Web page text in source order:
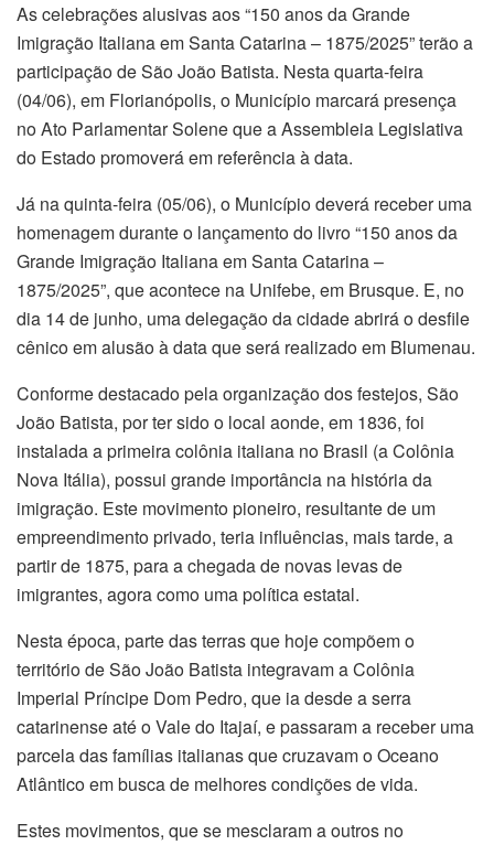
As celebrações alusivas aos “150 anos da Grande
Imigração Italiana em Santa Catarina – 1875/2025” terão a
participação de São João Batista. Nesta quarta-feira
(04/06), em Florianópolis, o Município marcará presença
no Ato Parlamentar Solene que a Assembleia Legislativa
do Estado promoverá em referência à data.
Já na quinta-feira (05/06), o Município deverá receber uma
homenagem durante o lançamento do livro “150 anos da
Grande Imigração Italiana em Santa Catarina –
1875/2025”, que acontece na Unifebe, em Brusque. E, no
dia 14 de junho, uma delegação da cidade abrirá o desfile
cênico em alusão à data que será realizado em Blumenau.
Conforme destacado pela organização dos festejos, São
João Batista, por ter sido o local aonde, em 1836, foi
instalada a primeira colônia italiana no Brasil (a Colônia
Nova Itália), possui grande importância na história da
imigração. Este movimento pioneiro, resultante de um
empreendimento privado, teria influências, mais tarde, a
partir de 1875, para a chegada de novas levas de
imigrantes, agora como uma política estatal.
Nesta época, parte das terras que hoje compõem o
território de São João Batista integravam a Colônia
Imperial Príncipe Dom Pedro, que ia desde a serra
catarinense até o Vale do Itajaí, e passaram a receber uma
parcela das famílias italianas que cruzavam o Oceano
Atlântico em busca de melhores condições de vida.
Estes movimentos, que se mesclaram a outros no